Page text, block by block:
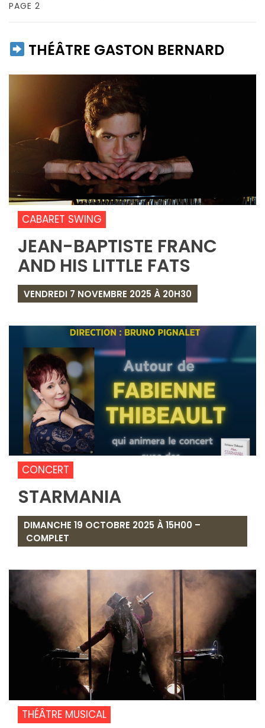
PAGE 2
THÉÂTRE GASTON BERNARD
CABARET SWING
JEAN-BAPTISTE FRANC
AND HIS LITTLE FATS
VENDREDI 7 NOVEMBRE 2025 À 20H30
CONCERT
STARMANIA
DIMANCHE 19 OCTOBRE 2025 À 15H00 –
COMPLET
THÉÂTRE MUSICAL